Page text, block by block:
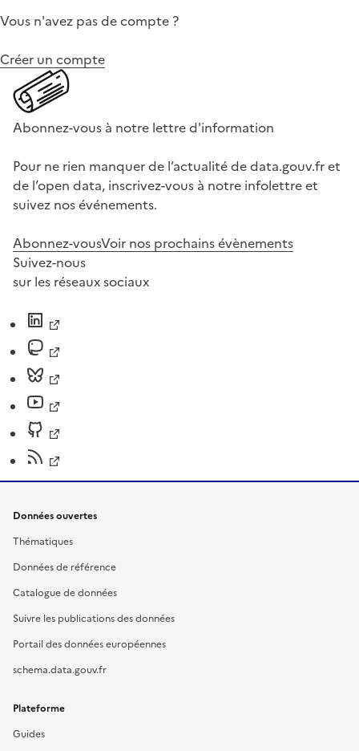
Vous n'avez pas de compte ?
Créer un compte
Abonnez-vous à notre lettre d'information
Pour ne rien manquer de l’actualité de data.gouv.fr et
de l’open data, inscrivez-vous à notre infolettre et
suivez nos événements.
Abonnez-vousVoir nos prochains évènements
Suivez-nous
sur les réseaux sociaux
Données ouvertes
Thématiques
Données de référence
Catalogue de données
Suivre les publications des données
Portail des données européennes
schema.data.gouv.fr
Plateforme
Guides